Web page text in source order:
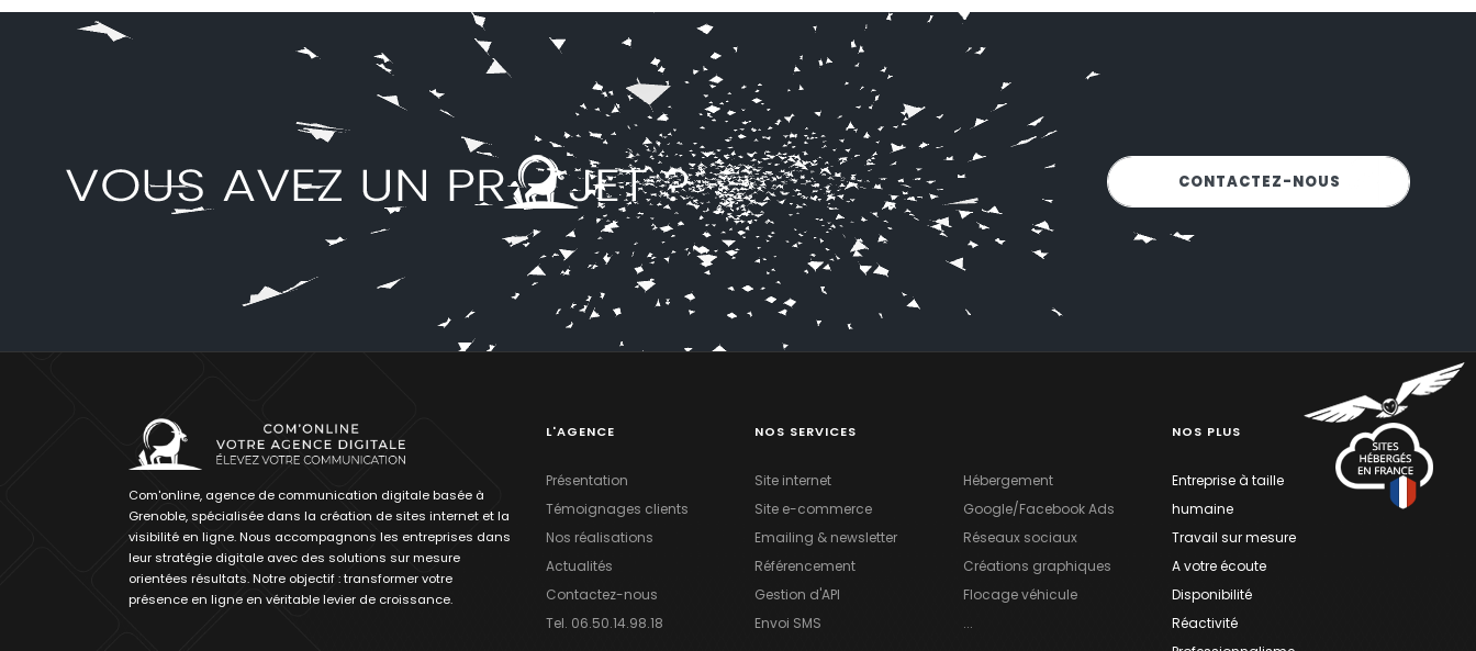
NOUS SOMMES-LÀ POUR VOUS
!
CONTACTEZ-NOUS
Com'online, agence de communication digitale basée à
Grenoble, spécialisée dans la création de sites internet et la
visibilité en ligne. Nous accompagnons les entreprises dans
leur stratégie digitale avec des solutions sur mesure
orientées résultats. Notre objectif : transformer votre
présence en ligne en véritable levier de croissance.
L'AGENCE
Présentation
Témoignages clients
Nos réalisations
Actualités
Contactez-nous
Tel. 06.50.14.98.18
NOS SERVICES
Site internet
Site e-commerce
Emailing & newsletter
Référencement
Gestion d'API
Envoi SMS
Hébergement
Google/Facebook Ads
Réseaux sociaux
Créations graphiques
Flocage véhicule
...
NOS PLUS
Entreprise à taille
humaine
Travail sur mesure
A votre écoute
Disponibilité
Réactivité